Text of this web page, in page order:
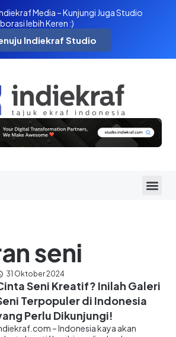
Media – Kunjungi Juga Studio
lebih Keren :)
Indiekraf Studio
seni
31 Oktober 2024
Seni Kreatif? Inilah Galeri
Terpopuler di Indonesia
Perlu Dikunjungi!
– Indonesia kaya akan